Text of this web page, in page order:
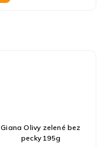
Giana Olivy zelené bez
pecky 195g